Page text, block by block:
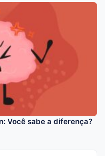
Você sabe a diferença?